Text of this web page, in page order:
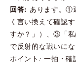
回答: あります。①
く言い換えて確認
すか？」）、③「私
で反射的な戦いにな
ポイント: 一拍・確